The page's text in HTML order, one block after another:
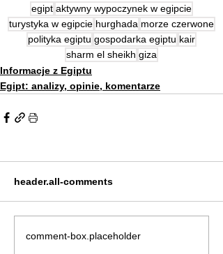
egipt aktywny wypoczynek w egipcie
turystyka w egipcie hurghada morze czerwone
polityka egiptu gospodarka egiptu kair
sharm el sheikh giza
Informacje z Egiptu
Egipt: analizy, opinie, komentarze
header.all-comments
comment-box.placeholder